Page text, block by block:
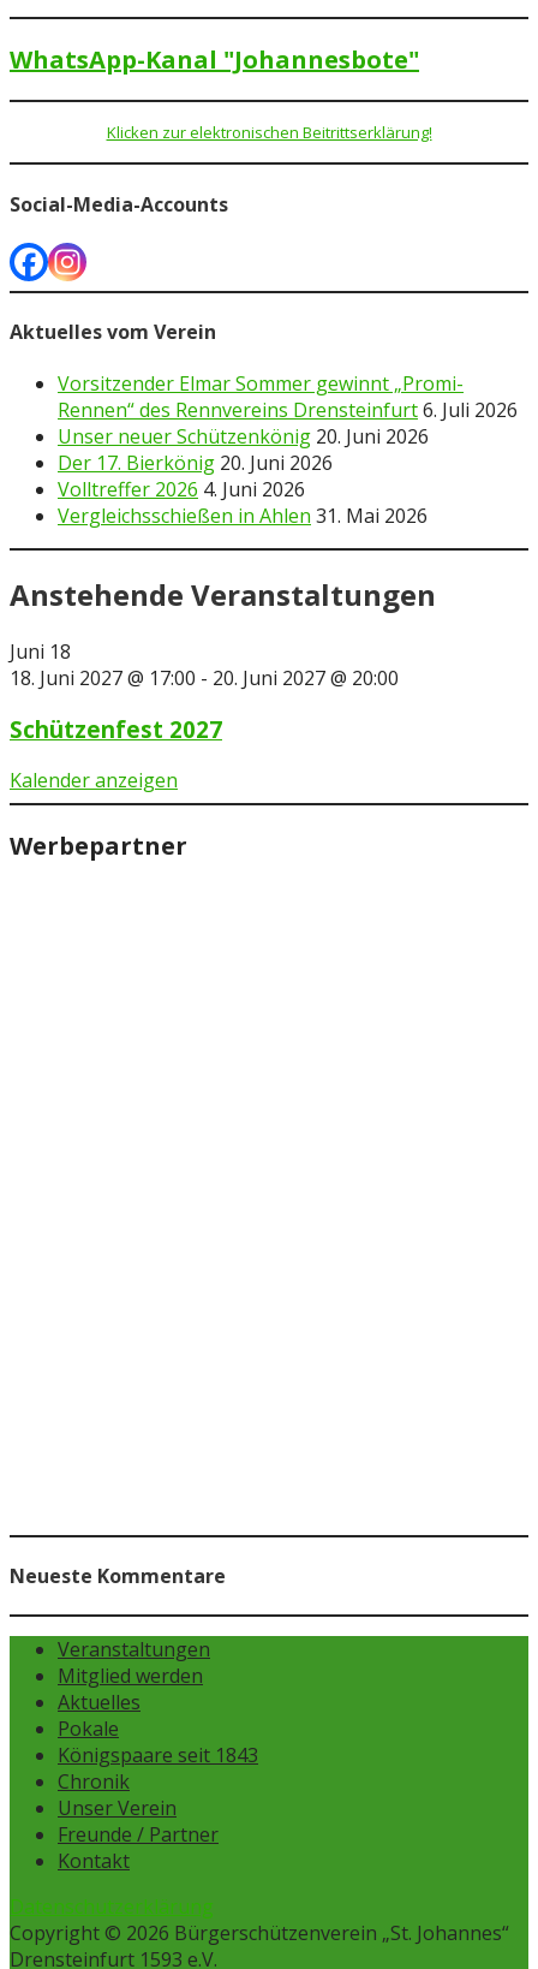
WhatsApp-Kanal "Johannesbote"
Klicken zur elektronischen Beitrittserklärung!
Social-Media-Accounts
Aktuelles vom Verein
Vorsitzender Elmar Sommer gewinnt „Promi-
Rennen“ des Rennvereins Drensteinfurt6. Juli 2026
Unser neuer Schützenkönig 20. Juni 2026
Der 17. Bierkönig 20. Juni 2026
Volltreffer 2026 4. Juni 2026
Vergleichsschießen in Ahlen 31. Mai 2026
Anstehende Veranstaltungen
Juni 18
18. Juni 2027 @ 17:00 - 20. Juni 2027 @ 20:00
Schützenfest 2027
Kalender anzeigen
Werbepartner
Neueste Kommentare
Veranstaltungen
Mitglied werden
Aktuelles
Pokale
Königspaare seit 1843
Chronik
Unser Verein
Freunde / Partner
Kontakt
Datenschutzerklärung
Copyright © 2026 Bürgerschützenverein „St. Johannes“
Drensteinfurt 1593 e.V.